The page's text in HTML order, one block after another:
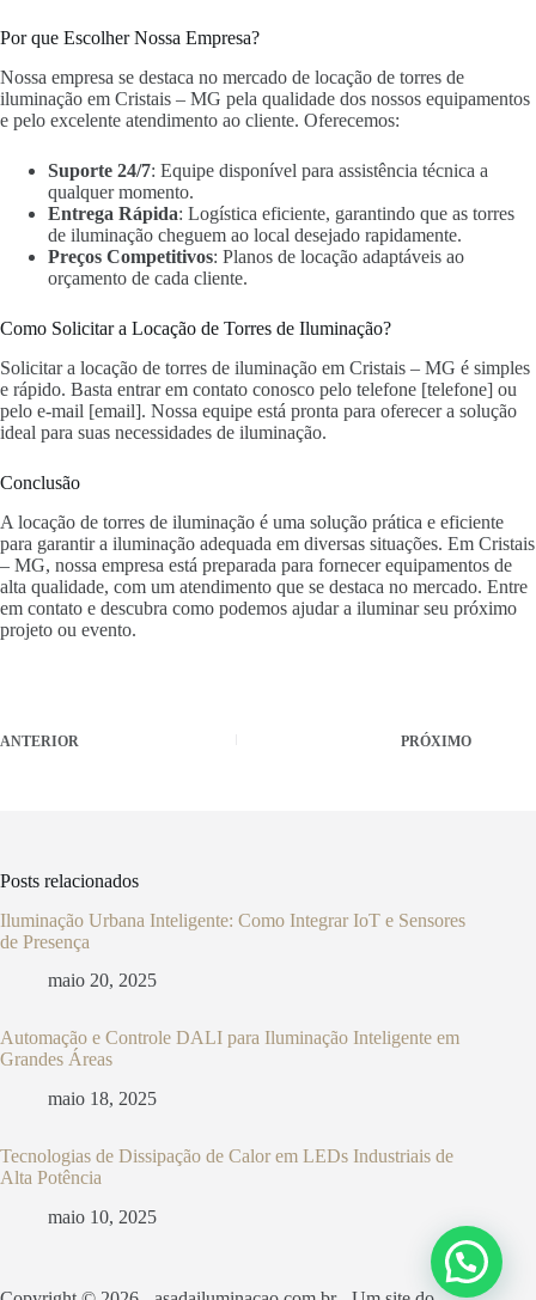
Por que Escolher Nossa Empresa?
Nossa empresa se destaca no mercado de locação de torres de
iluminação em Cristais – MG pela qualidade dos nossos equipamentos
e pelo excelente atendimento ao cliente. Oferecemos:
Suporte 24/7: Equipe disponível para assistência técnica a
qualquer momento.
Entrega Rápida: Logística eficiente, garantindo que as torres
de iluminação cheguem ao local desejado rapidamente.
Preços Competitivos: Planos de locação adaptáveis ao
orçamento de cada cliente.
Como Solicitar a Locação de Torres de Iluminação?
Solicitar a locação de torres de iluminação em Cristais – MG é simples
e rápido. Basta entrar em contato conosco pelo telefone [telefone] ou
pelo e-mail [email]. Nossa equipe está pronta para oferecer a solução
ideal para suas necessidades de iluminação.
Conclusão
A locação de torres de iluminação é uma solução prática e eficiente
para garantir a iluminação adequada em diversas situações. Em Cristais
– MG, nossa empresa está preparada para fornecer equipamentos de
alta qualidade, com um atendimento que se destaca no mercado. Entre
em contato e descubra como podemos ajudar a iluminar seu próximo
projeto ou evento.
ANTERIOR PRÓXIMO
Posts relacionados
Iluminação Urbana Inteligente: Como Integrar IoT e Sensores
de Presença
maio 20, 2025
Automação e Controle DALI para Iluminação Inteligente em
Grandes Áreas
maio 18, 2025
Tecnologias de Dissipação de Calor em LEDs Industriais de
Alta Potência
maio 10, 2025